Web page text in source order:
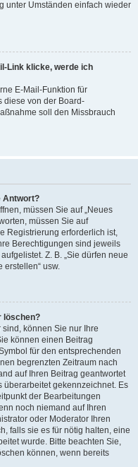
unter Umständen einfach wieder
Link klicke, werde ich
E-Mail-Funktion für
diese von der Board-
soll den Missbrauch
Antwort?
müssen Sie auf „Neues
müssen Sie auf
Registrierung erforderlich ist,
Berechtigungen sind jeweils
Z. B. „Sie dürfen neue
erstellen“ usw.
löschen?
können Sie nur Ihre
können einen Beitrag
für den entsprechenden
begrenzten Zeitraum nach
auf Ihren Beitrag geantwortet
überarbeitet gekennzeichnet. Es
der Bearbeitungen
noch niemand auf Ihren
oder Moderator Ihren
falls sie es für nötig halten, eine
wurde. Bitte beachten Sie,
können, wenn bereits